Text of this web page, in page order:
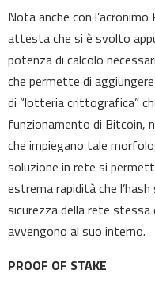
Nota anche con
attesta che si è svolto
potenza di calcolo
che permette di
di “lotteria crittografica”
funzionamento di Bitcoin,
che impiegano tale
soluzione in rete si
estrema rapidità che
sicurezza della rete
avvengono al suo interno.
PROOF OF STAKE